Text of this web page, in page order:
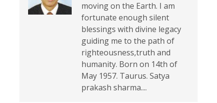
moving on the Earth. I am
fortunate enough silent
blessings with divine legacy
guiding me to the path of
righteousness,truth and
humanity. Born on 14th of
May 1957. Taurus. Satya
prakash sharma....